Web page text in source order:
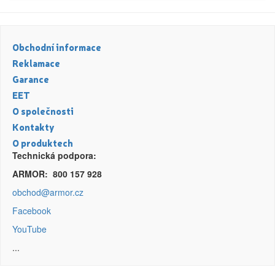
Obchodní informace
Reklamace
Garance
EET
O společnosti
Kontakty
O produktech
Technická podpora:
ARMOR: 800 157 928
obchod@armor.cz
Facebook
YouTube
...